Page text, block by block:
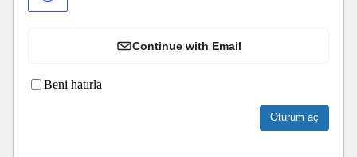
Continue with Email
Beni hatırla